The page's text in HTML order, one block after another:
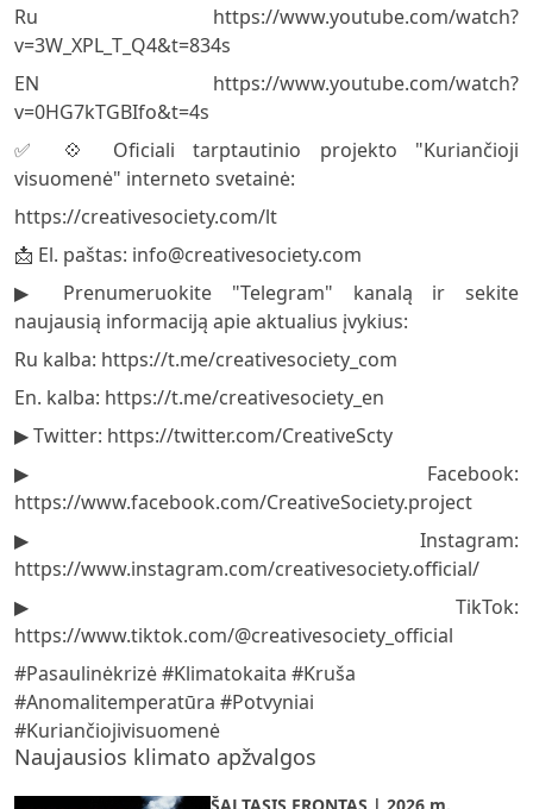
Ru https://www.youtube.com/watch?
v=3W_XPL_T_Q4&t=834s
EN https://www.youtube.com/watch?
v=0HG7kTGBIfo&t=4s
✅ 💠 Oficiali tarptautinio projekto "Kuriančioji
visuomenė" interneto svetainė:
https://creativesociety.com/lt
📩 El. paštas: info@creativesociety.com
▶️ Prenumeruokite "Telegram" kanalą ir sekite
naujausią informaciją apie aktualius įvykius:
Ru kalba: https://t.me/creativesociety_com
En. kalba: https://t.me/creativesociety_en
▶️ Twitter: https://twitter.com/CreativeScty
▶️ Facebook:
https://www.facebook.com/CreativeSociety.project
▶️ Instagram:
https://www.instagram.com/creativesociety.official/
▶️ TikTok:
https://www.tiktok.com/@creativesociety_official
#Pasaulinėkrizė #Klimatokaita #Kruša
#Anomalitemperatūra #Potvyniai
#Kuriančiojivisuomenė
Naujausios klimato apžvalgos
ŠALTASIS FRONTAS | 2026 m.